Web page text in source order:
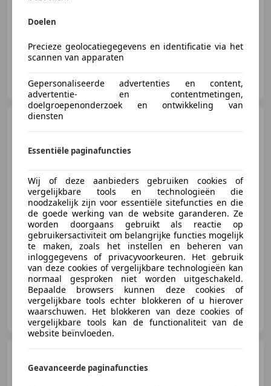
NL-1641 LD SPIERDIJK
€ 17.950
03/2013 184.135 km Benzine
200 kW (272 PK)
Luitjes Car Company
NL-1641 LD SPIERDIJK
7pers.
Doelen
Precieze geolocatiegegevens en identificatie via het
scannen van apparaten
Gepersonaliseerde advertenties en content,
advertentie- en contentmetingen,
doelgroepenonderzoek en ontwikkeling van
diensten
Essentiële paginafuncties
Wij of deze aanbieders gebruiken cookies of
vergelijkbare tools en technologieën die
noodzakelijk zijn voor essentiële sitefuncties en die
de goede werking van de website garanderen. Ze
worden doorgaans gebruikt als reactie op
gebruikersactiviteit om belangrijke functies mogelijk
te maken, zoals het instellen en beheren van
inloggegevens of privacyvoorkeuren. Het gebruik
van deze cookies of vergelijkbare technologieën kan
normaal gesproken niet worden uitgeschakeld.
Bepaalde browsers kunnen deze cookies of
vergelijkbare tools echter blokkeren of u hierover
waarschuwen. Het blokkeren van deze cookies of
vergelijkbare tools kan de functionaliteit van de
website beïnvloeden.
Geavanceerde paginafuncties